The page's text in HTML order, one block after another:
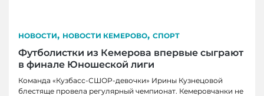
НОВОСТИ, НОВОСТИ КЕМЕРОВО, СПОРТ
Футболистки из Кемерова впервые сыграют
в финале Юношеской лиги
Команда «Кузбасс-СШОР-девочки» Ирины Кузнецовой
блестяще провела регулярный чемпионат. Кемеровчанки не